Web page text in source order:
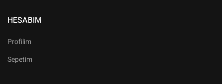
HESABIM
Profilim
Sepetim